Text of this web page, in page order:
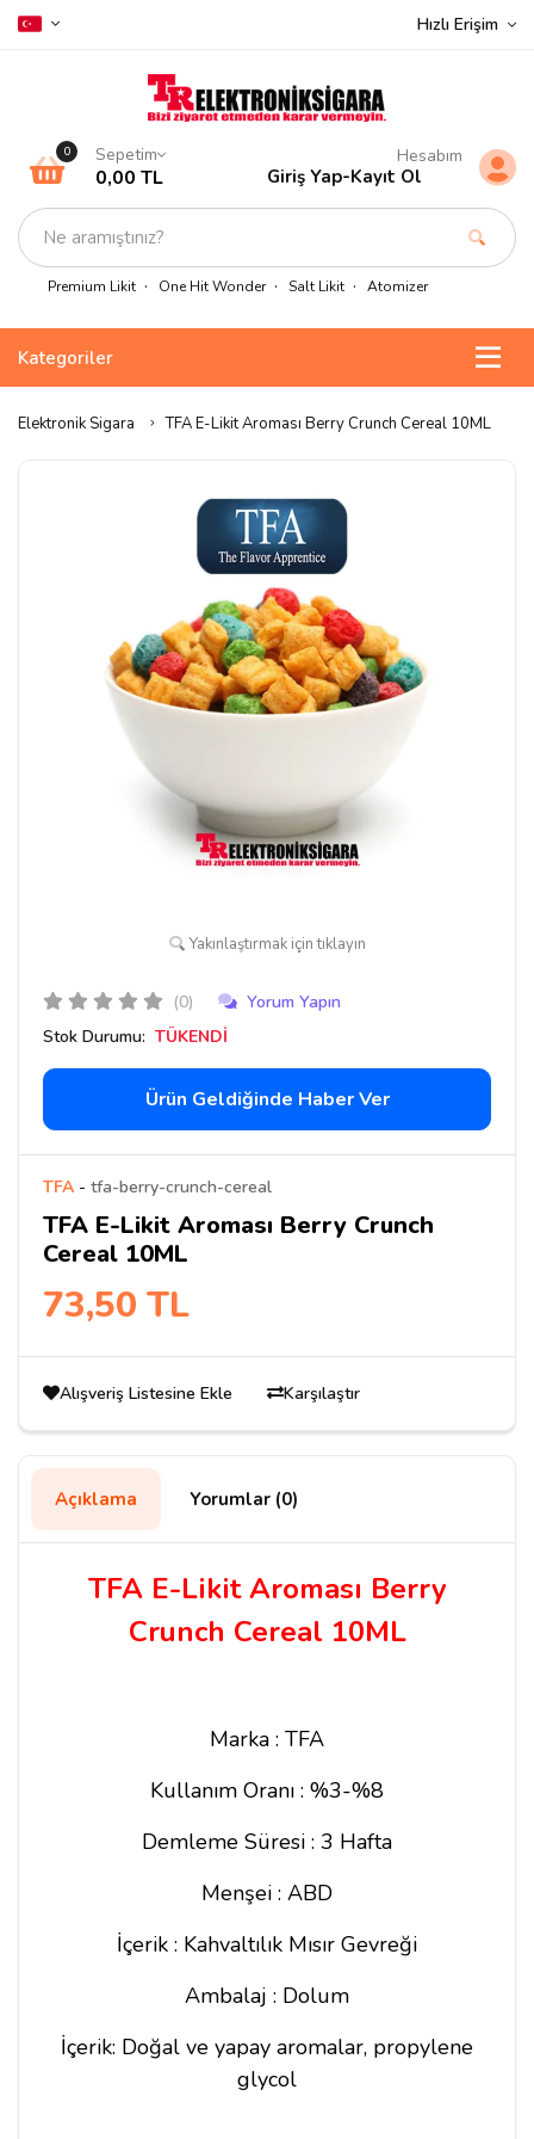
Hızlı Erişim
Premium Likit One Hit Wonder Salt Likit Atomizer
0 Sepetim
0,00 TL
Hesabım
Giriş Yap-Kayıt Ol
Kategoriler
Elektronik Sigara TFA E-Likit Aroması Berry Crunch Cereal 10ML
Yakınlaştırmak için tıklayın
(0)
Yorum Yapın
Stok Durumu: TÜKENDİ
Ürün Geldiğinde Haber Ver
TFA - tfa-berry-crunch-cereal
TFA E-Likit Aroması Berry Crunch
Cereal 10ML
73,50 TL
Alışveriş Listesine Ekle Karşılaştır
Açıklama Yorumlar (0)
TFA E-Likit Aroması Berry
Crunch Cereal 10ML
Marka : TFA
Kullanım Oranı : %3-%8
Demleme Süresi : 3 Hafta
Menşei : ABD
İçerik : Kahvaltılık Mısır Gevreği
Ambalaj : Dolum
İçerik: Doğal ve yapay aromalar, propylene
glycol